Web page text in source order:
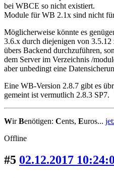
bei WBCE so nicht existiert.
Module für WB 2.1x sind nicht
Möglicherweise könnte es
3.6.x durch diejenigen von 3.5.12
übers Backend durchzuführen,
dem Server im Verzeichnis /
aber unbedingt eine
Eine WB-Version 2.8.7 gibt es
gemeint ist vermutlich 2.8.3 SP7.
WirBenötigen: Cents, Euros...
Offline
#5 02.12.2017